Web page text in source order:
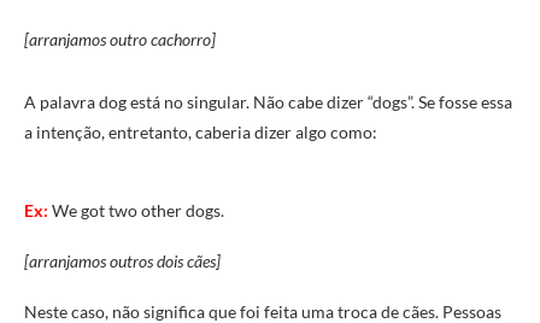
[arranjamos outro cachorro]
A palavra dog está no singular. Não cabe dizer “dogs”. Se fosse essa
a intenção, entretanto, caberia dizer algo como:
Ex: We got two other dogs.
[arranjamos outros dois cães]
Neste caso, não significa que foi feita uma troca de cães. Pessoas